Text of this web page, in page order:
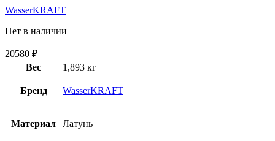
WasserKRAFT
Нет в наличии
20580 ₽
Вес
1,893 кг
Бренд WasserKRAFT
Материал Латунь